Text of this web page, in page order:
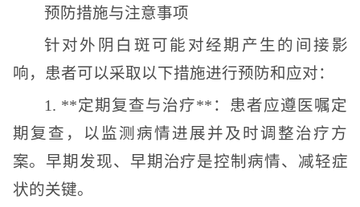
预防措施与注意事项
针对外阴白斑可能对经期产生的间接影
响，患者可以采取以下措施进行预防和应对：
1. **定期复查与治疗**：患者应遵医嘱定
期复查，以监测病情进展并及时调整治疗方
案。早期发现、早期治疗是控制病情、减轻症
状的关键。